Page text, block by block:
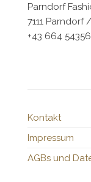
Parndorf
7111
+43 664
Kontakt
Impressum
AGBs und